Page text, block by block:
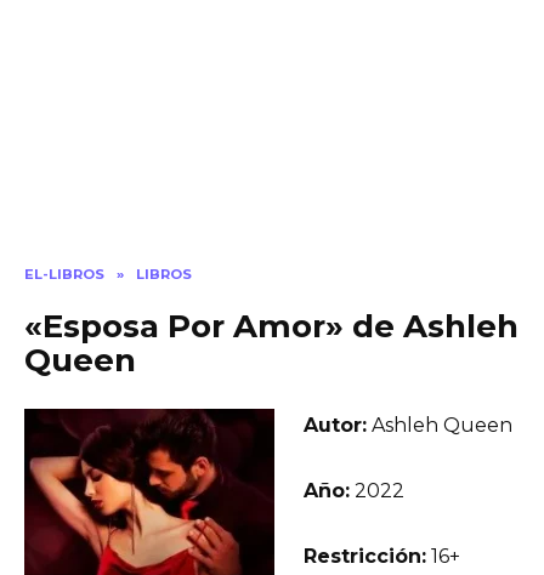
EL-LIBROS » LIBROS
«Esposa Por Amor» de Ashleh
Queen
Autor: Ashleh Queen
Año: 2022
Restricción: 16+